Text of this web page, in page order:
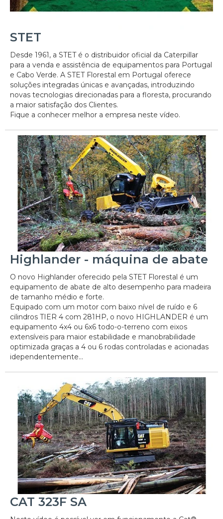
STET
Desde 1961, a STET é o distribuidor oficial da Caterpillar
para a venda e assistência de equipamentos para Portugal
e Cabo Verde. A STET Florestal em Portugal oferece
soluções integradas únicas e avançadas, introduzindo
novas tecnologias direcionadas para a floresta, procurando
a maior satisfação dos Clientes.
Fique a conhecer melhor a empresa neste vídeo.
Highlander - máquina de abate
O novo Highlander oferecido pela STET Florestal é um
equipamento de abate de alto desempenho para madeira
de tamanho médio e forte.
Equipado com um motor com baixo nível de ruído e 6
cilindros TIER 4 com 281HP, o novo HIGHLANDER é um
equipamento 4x4 ou 6x6 todo-o-terreno com eixos
extensíveis para maior estabilidade e manobrabilidade
optimizada graças a 4 ou 6 rodas controladas e acionadas
idependentemente...
CAT 323F SA